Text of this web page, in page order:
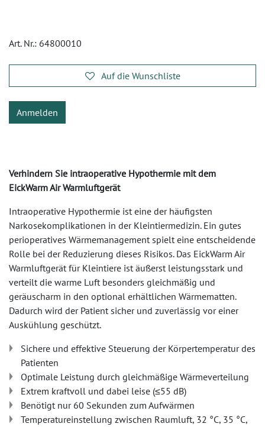
Art. Nr.: 64800010
Auf die Wunschliste
Anmelden
Verhindern Sie intraoperative Hypothermie mit dem
EickWarm Air Warmluftgerät
Intraoperative Hypothermie ist eine der häufigsten
Narkosekomplikationen in der Kleintiermedizin. Ein gutes
perioperatives Wärmemanagement spielt eine entscheidende
Rolle bei der Reduzierung dieses Risikos. Das EickWarm Air
Warmluftgerät für Kleintiere ist äußerst leistungsstark und
verteilt die warme Luft besonders gleichmäßig und
geräuscharm in den optional erhältlichen Wärmematten.
Dadurch wird der Patient sicher und zuverlässig vor einer
Auskühlung geschützt.
Sichere und effektive Steuerung der Körpertemperatur des
Patienten
Optimale Leistung durch gleichmäßige Wärmeverteilung
Extrem kraftvoll und dabei leise (≤55 dB)
Benötigt nur 60 Sekunden zum Aufwärmen
Temperatureinstellung zwischen Raumluft, 32 °C, 35 °C,